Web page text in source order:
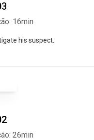
16min
his suspect.
26min